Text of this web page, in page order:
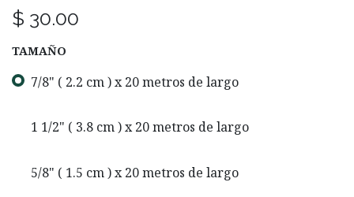
$ 30.00
TAMAÑO
7/8" ( 2.2 cm ) x 20 metros de largo
1 1/2" ( 3.8 cm ) x 20 metros de largo
5/8" ( 1.5 cm ) x 20 metros de largo